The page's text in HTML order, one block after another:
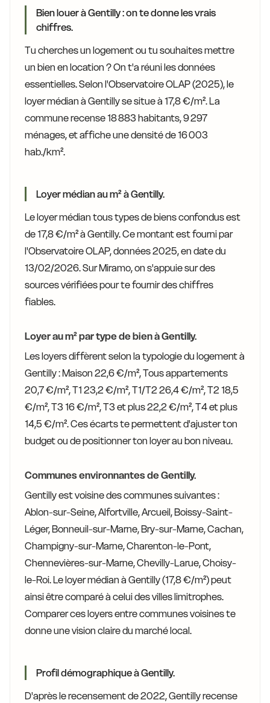
Bien louer à Gentilly : on te donne les vrais
chiffres.
Tu cherches un logement ou tu souhaites mettre
un bien en location ? On t'a réuni les données
essentielles. Selon l'Observatoire OLAP (2025), le
loyer médian à Gentilly se situe à 17,8 €/m². La
commune recense 18 883 habitants, 9 297
ménages, et affiche une densité de 16 003
hab./km².
Loyer médian au m² à Gentilly.
Le loyer médian tous types de biens confondus est
de 17,8 €/m² à Gentilly. Ce montant est fourni par
l'Observatoire OLAP, données 2025, en date du
13/02/2026. Sur Miramo, on s'appuie sur des
sources vérifiées pour te fournir des chiffres
fiables.
Loyer au m² par type de bien à Gentilly.
Les loyers diffèrent selon la typologie du logement à
Gentilly : Maison 22,6 €/m², Tous appartements
20,7 €/m², T1 23,2 €/m², T1/T2 26,4 €/m², T2 18,5
€/m², T3 16 €/m², T3 et plus 22,2 €/m², T4 et plus
14,5 €/m². Ces écarts te permettent d'ajuster ton
budget ou de positionner ton loyer au bon niveau.
Communes environnantes de Gentilly.
Gentilly est voisine des communes suivantes :
Ablon-sur-Seine, Alfortville, Arcueil, Boissy-Saint-
Léger, Bonneuil-sur-Marne, Bry-sur-Marne, Cachan,
Champigny-sur-Marne, Charenton-le-Pont,
Chennevières-sur-Marne, Chevilly-Larue, Choisy-
le-Roi. Le loyer médian à Gentilly (17,8 €/m²) peut
ainsi être comparé à celui des villes limitrophes.
Comparer ces loyers entre communes voisines te
donne une vision claire du marché local.
Profil démographique à Gentilly.
D'après le recensement de 2022, Gentilly recense